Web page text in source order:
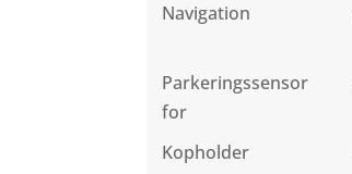
Navigation
Parkeringssensor
for
Kopholder